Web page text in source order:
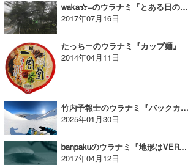
waka☆=のウラナミ『とある日の波チェック。』
2017年07月16日
たっちーのウラナミ『カップ麺』
2014年04月11日
竹内予報士のウラナミ『バックカントリーシーズンイン』
2025年01月30日
banpakuのウラナミ『地形はVERY重要！（②）』
2017年04月12日